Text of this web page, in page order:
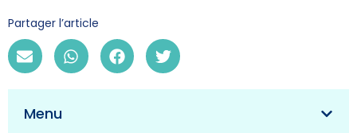
Partager l’article
Menu